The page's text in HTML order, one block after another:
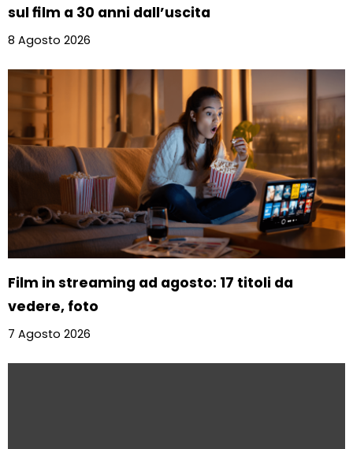
sul film a 30 anni dall’uscita
8 Agosto 2026
Film in streaming ad agosto: 17 titoli da
vedere, foto
7 Agosto 2026